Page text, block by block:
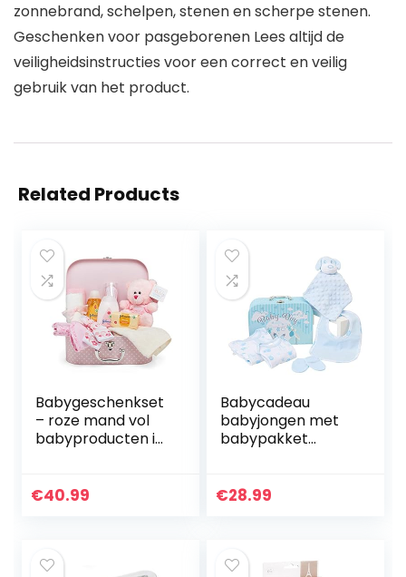
zonnebrand, schelpen, stenen en scherpe stenen.
Geschenken voor pasgeborenen Lees altijd de
veiligheidsinstructies voor een correct en veilig
gebruik van het product.
Related Products
Babygeschenkset
– roze mand vol
babyproducten in
€40.99
Babycadeau
babyjongen met
babypakket
jongen inclusief
€28.99